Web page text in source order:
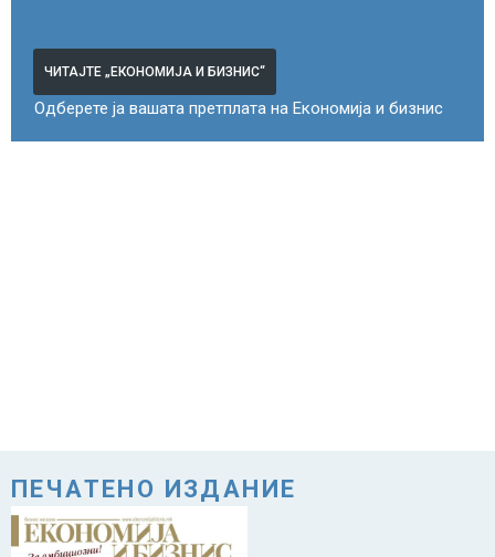
ЧИТАЈТЕ „ЕКОНОМИЈА И БИЗНИС“
Одберете ја вашата претплата на Економија и бизнис
ПЕЧАТЕНО ИЗДАНИЕ